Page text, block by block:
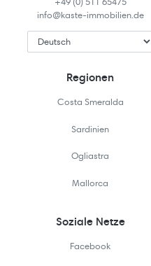
info@kaste-immobilien.de
Regionen
Costa Smeralda
Sardinien
Ogliastra
Mallorca
Soziale Netze
Facebook